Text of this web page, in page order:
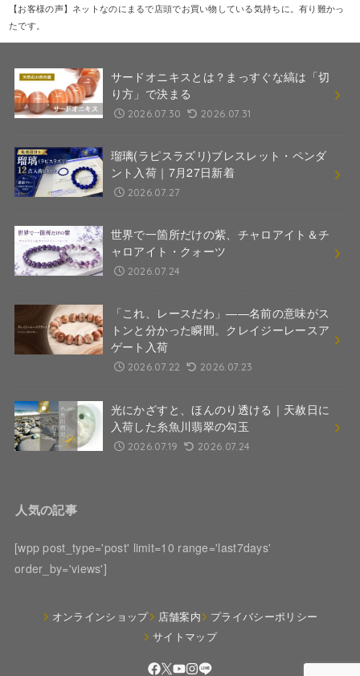
【お客様の声】ネットなのにまるで店頭でお買い物している気持ちに。有り難かっ
たです。
サードオニキスとは？まっすぐな縞は「切
り方」で決まる
2026.07.30 2026.07.31
瑠璃(ラピスラズリ)ブレスレット・ペンダ
ント入荷｜7月27日新着
2026.07.27
世界で一箇所だけの紫、チャロアイト＆チ
ャロアイト・クォーツ
2026.07.24
「これ、レースだわ」――名前の意味がス
トンと分かった瞬間。クレイジーレースア
ゲート入荷
2026.07.22 2026.07.23
光にかざすと、ほんのり透ける｜天赦日に
入荷した糸魚川翡翠の勾玉
2026.07.19 2026.07.24
人気の記事
[wpp post_type='post' limit=10 range='last7days'
order_by='views']
オンラインショップ 店舗案内
プライバシーポリシー
サイトマップ